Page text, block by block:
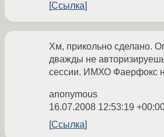
Ссылка
Хм, прикольно сделано.
дважды не
сессии. ИМХО Фаерфокс
anonymous
16.07.2008 12:53:19
Ссылка